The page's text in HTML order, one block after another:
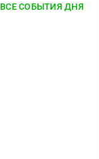
ВСЕ СОБЫТИЯ ДНЯ